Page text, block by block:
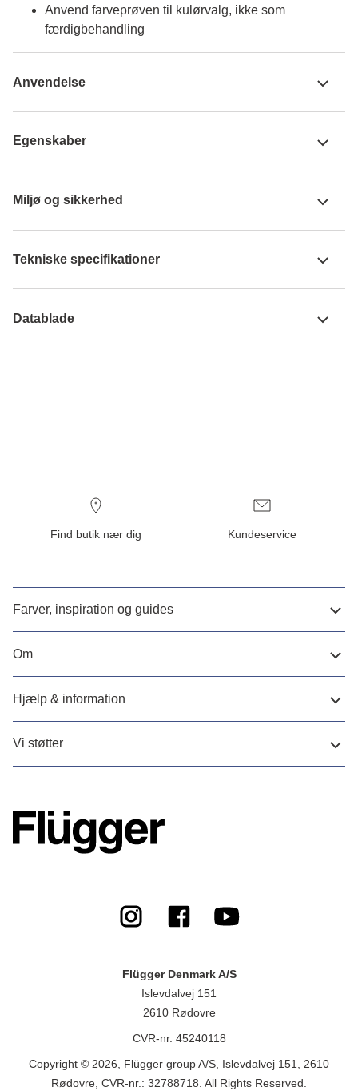
Anvend farveprøven til kulørvalg, ikke som
færdigbehandling
Anvendelse
Egenskaber
Miljø og sikkerhed
Tekniske specifikationer
Datablade
Find butik nær dig Kundeservice
Farver, inspiration og guides
Om
Hjælp & information
Vi støtter
Flügger Denmark A/S
Islevdalvej 151
2610 Rødovre
CVR-nr. 45240118
Copyright © 2026, Flügger group A/S, Islevdalvej 151, 2610
Rødovre, CVR-nr.: 32788718. All Rights Reserved.